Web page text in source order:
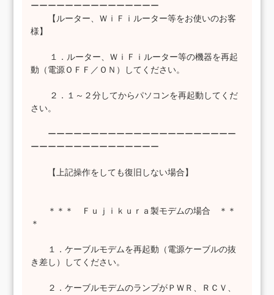
ーーーーーーーーーーーーーーー
【ルーター、ＷｉＦｉルーター等をお使いのお客
様】
１．ルーター、ＷｉＦｉルーター等の機器を再起
動（電源ＯＦＦ／ＯＮ）してください。
２．１～２分してからパソコンを再起動してくだ
さい。
ーーーーーーーーーーーーーーーーーーーーーー
ーーーーーーーーーーーーーーー
【上記操作をしても復旧しない場合】
＊＊＊ Ｆｕｊｉｋｕｒａ製モデムの場合 ＊＊
＊
１．ケーブルモデムを再起動（電源ケーブルの抜
き差し）してください。
２．ケーブルモデムのランプがＰＷＲ、ＲＣＶ、